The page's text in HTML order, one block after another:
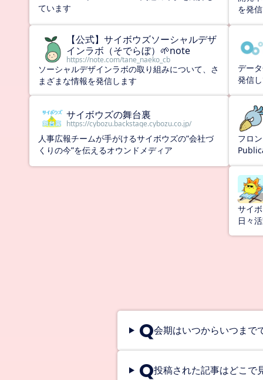
ています
を発
【公式】サイボウズソーシャルデザ
インラボ（そでらぼ）🌱note
https://note.com/tane_naeko_cb
ソーシャルデザインラボの取り組みについて、さ
まざまな情報を発信します
デー
発信
サイボウズの舞台裏
https://cybozu.backstage.cybozu.co.jp/
人事広報チームが手がけるサイボウズの”会社づ
くりの今”を伝えるオウンドメディア
フロ
サイ
日々
Q会期はいつからいつまで
Q投稿された記事はどこで